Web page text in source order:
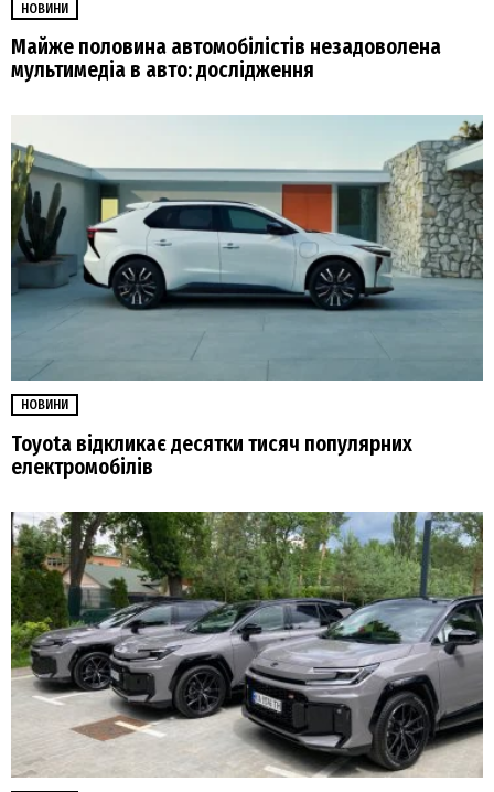
НОВИНИ
Майже половина автомобілістів незадоволена
мультимедіа в авто: дослідження
НОВИНИ
Toyota відкликає десятки тисяч популярних
електромобілів